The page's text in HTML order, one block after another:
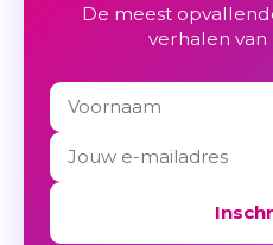
De meest
verhalen